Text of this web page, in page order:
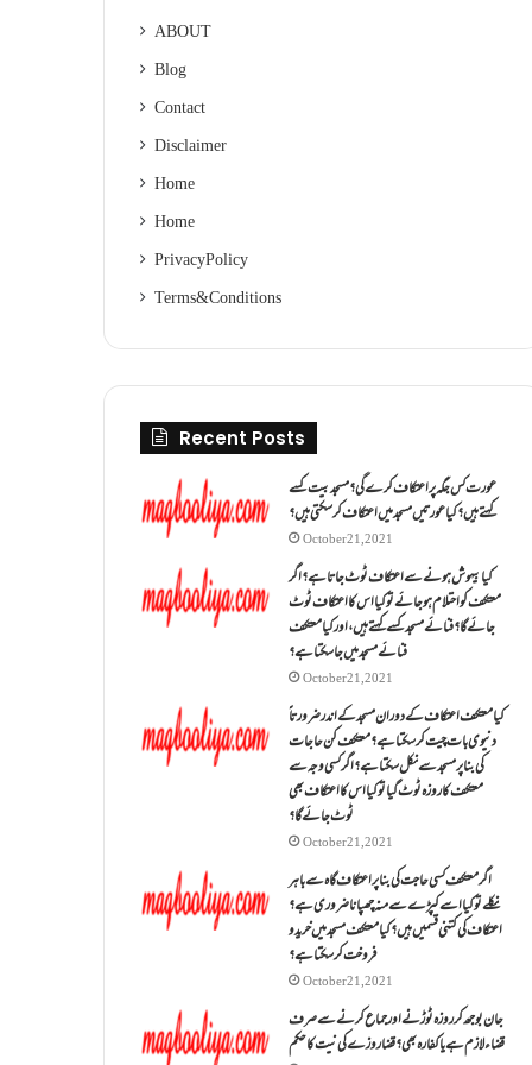
ABOUT
Blog
Contact
Disclaimer
Home
Home
Privacy Policy
Terms & Conditions
Recent Posts
عورت کس جگہ پر اعتکاف کرے گی؟مسجد بیت کسے
کہتے ہیں؟کیا عورتیں مسجد میں اعتکاف کر سکتی ہیں؟
October 21, 2021
کیا بیہوش ہونے سے اعتکاف ٹوٹ جاتا ہے؟ اگر
معتکف کو احتلام ہو جائے تو کیا اس کا اعتکاف ٹوٹ
جائے گا؟فنائے مسجد کسے کہتے ہیں ، اور کیا معتکف
فنائے مسجد میں جا سکتا ہے؟
October 21, 2021
کیا معتکف اعتکاف کے دوران مسجد کے اندر ضرورتاً
دنیوی بات چیت کر سکتا ہے؟معتکف کن حاجات
کی بنا پر مسجد سے نکل سکتا ہے؟ اگر کسی وجہ سے
معتکف کا روزہ ٹوٹ گیا تو کیا اس کا اعتکاف بھی
ٹوٹ جائے گا؟
October 21, 2021
اگر معتکف کسی حاجت کی بنا پر اعتکاف گاہ سے باہر
نکلے تو کیا اسے کپڑے سے منہ چھپانا ضروری ہے؟
اعتکاف کی کتنی قسمیں ہیں؟کیا معتکف مسجد میں خرید و
فروخت کر سکتا ہے؟
October 21, 2021
جان بوجھ کر روزہ ٹوڑنے اور جماع کرنے سے صرف
قضاء لازم ہے یا کفارہ بھی؟ قضا روزے کی نیت کا حکم